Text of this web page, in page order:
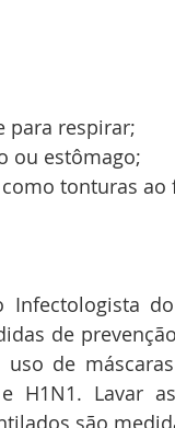
para respirar;
ou estômago;
tonturas
Infectologista
de
uso de
H1N1. Lavar
são